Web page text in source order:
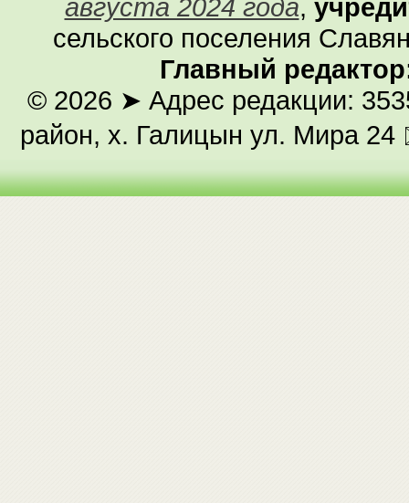
августа 2024 года,
сельского поселения
Главный
© 2026 ➤ Адрес редакции:
район, х. Галицын ул. Мира